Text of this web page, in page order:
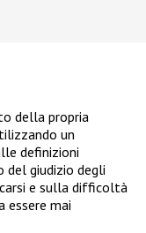
della propria
un
definizioni
del giudizio degli
e sulla difficoltà
essere mai